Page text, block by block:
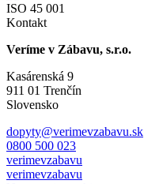
ISO 45 001
Kontakt
Veríme v Zábavu, s.r.o.
Kasárenská 9
911 01 Trenčín
Slovensko
dopyty@verimevzabavu.sk
0800 500 023
verimevzabavu
verimevzabavu